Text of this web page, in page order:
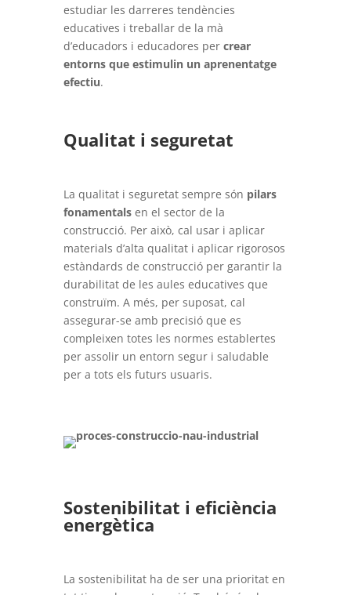
estudiar les darreres tendències
educatives i treballar de la mà
d’educadors i educadores per crear
entorns que estimulin un aprenentatge
efectiu.
Qualitat i seguretat
La qualitat i seguretat sempre són pilars
fonamentalsen el sector de la
construcció. Per això, cal usar i aplicar
materials d’alta qualitat i aplicar rigorosos
estàndards de construcció per garantir la
durabilitat de les aules educatives que
construïm. A més, per suposat, cal
assegurar-se amb precisió que es
compleixen totes les normes establertes
per assolir un entorn segur i saludable
per a tots els futurs usuaris.
Sostenibilitat i eficiència
energètica
La sostenibilitat ha de ser una prioritat en